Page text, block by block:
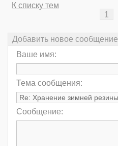
К списку тем
1
Добавить новое сообщение
Ваше имя:
Тема сообщения:
Сообщение: